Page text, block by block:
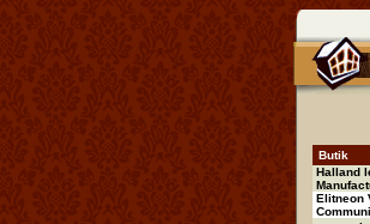
Butik
Halland
Elitneon